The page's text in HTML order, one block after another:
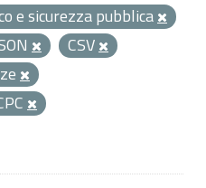
e sicurezza pubblica
CSV